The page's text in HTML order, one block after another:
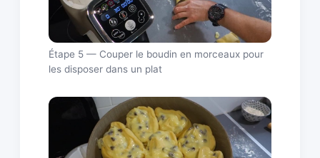
Étape 5 — Couper le boudin en morceaux pour
les disposer dans un plat